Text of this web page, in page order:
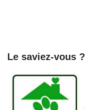
Le saviez-vous ?